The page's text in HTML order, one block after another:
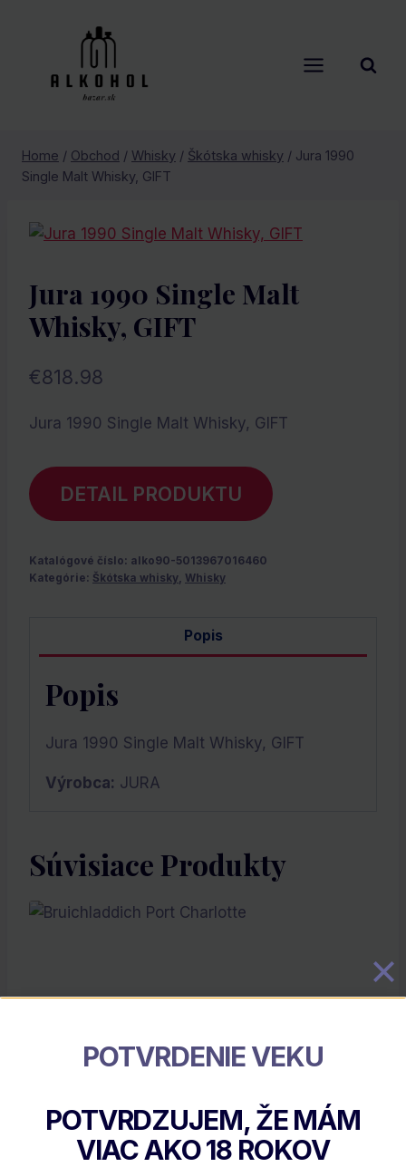
Home / Obchod / Whisky / Škótska whisky / Jura 1990
Single Malt Whisky, GIFT
Jura 1990 Single Malt
Whisky, GIFT
€818.98
Jura 1990 Single Malt Whisky, GIFT
DETAIL PRODUKTU
Katalógové číslo: alko90-5013967016460
Kategórie: Škótska whisky, Whisky
Popis
Popis
Jura 1990 Single Malt Whisky, GIFT
Výrobca: JURA
Súvisiace Produkty
Bruichladdich Port Charlotte
POTVRDENIE VEKU
POTVRDZUJEM, ŽE MÁM
VIAC AKO18 ROKOV